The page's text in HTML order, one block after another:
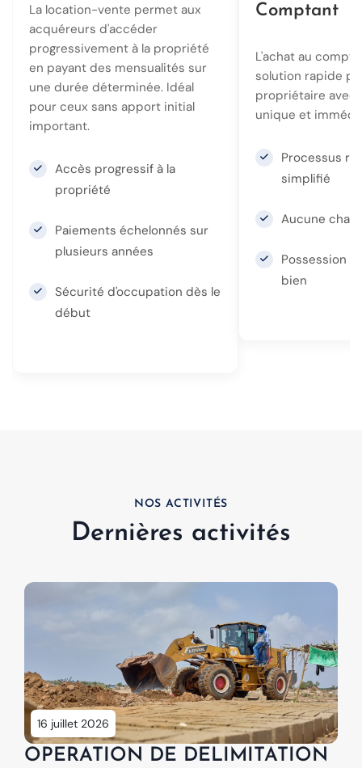
La location-vente permet aux
acquéreurs d'accéder
progressivement à la propriété
en payant des mensualités sur
une durée déterminée. Idéal
pour ceux sans apport initial
important.
Accès progressif à la
propriété
Paiements échelonnés sur
plusieurs années
Sécurité d'occupation dès le
début
Comptant
L'achat au
solution rapide
propriétaire avec
unique et
Processus
simplifié
Aucune
Possession
bien
NOS ACTIVITÉS
Dernières activités
16 juillet 2026
OPERATION DE DELIMITATION